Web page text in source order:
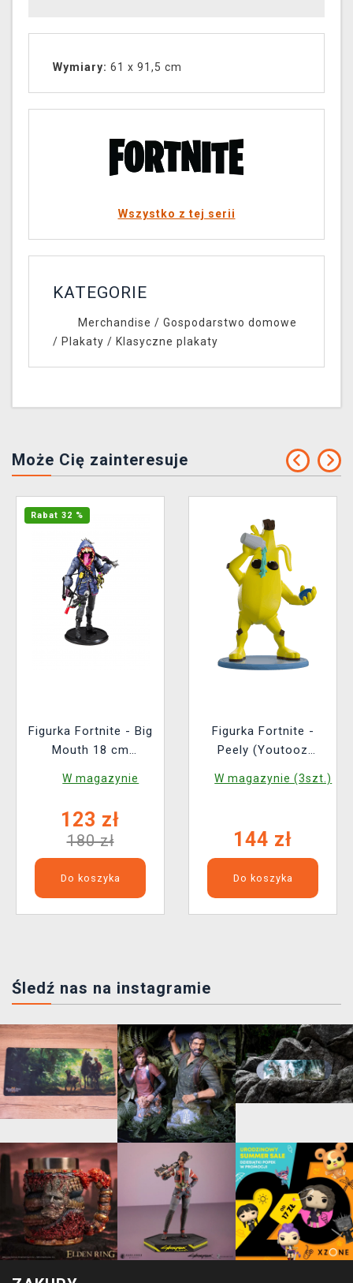
Wymiary: 61 x 91,5 cm
Wszystko z tej serii
KATEGORIE
Merchandise / Gospodarstwo domowe
/ Plakaty / Klasyczne plakaty
Może Cię zainteresuje
Rabat 32 %
Figurka Fortnite - Big
Mouth 18 cm
W magazynie
123 zł
180 zł
Do koszyka
Figurka Fortnite -
Peely (Youtooz
W magazynie (3szt.)
144 zł
Do koszyka
Śledź nas na instagramie